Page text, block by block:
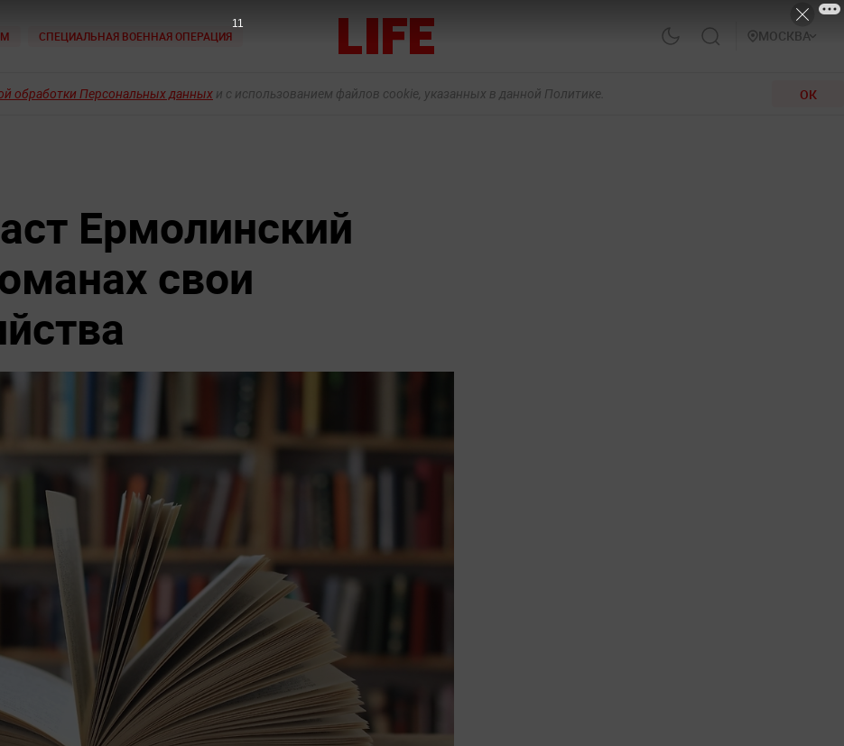
СПЕЦИАЛЬНАЯ ВОЕННАЯ ОПЕРАЦИЯ МОСКВА
обработки Персональных данных и с использованием файлов cookie, указанных в данной Политике. ОК
Ермолинский
свои
9